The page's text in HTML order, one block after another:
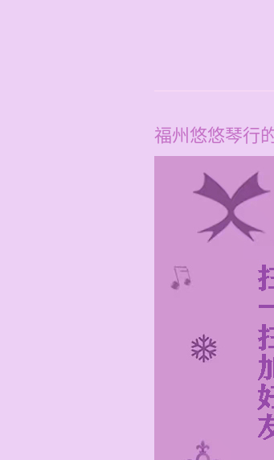
福州悠悠琴行